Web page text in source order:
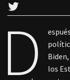
D
los